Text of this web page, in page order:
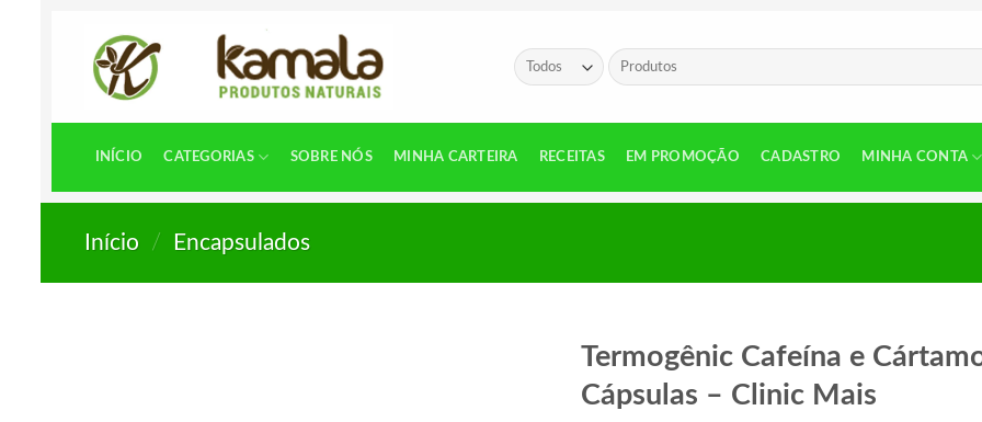
content
Pesquisar
por:
INÍCIO CATEGORIAS SOBRE NÓS MINHA CARTEIRA RECEITAS EM PROMOÇÃO CADASTRO MINHA CONTA
Início / Encapsulados
Termogênic Cafeína e
Cápsulas – Clinic Mais